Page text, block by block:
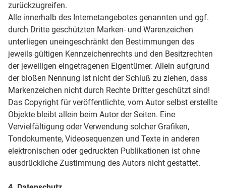
zurückzugreifen.
Alle innerhalb des Internetangebotes genannten und ggf.
durch Dritte geschützten Marken- und Warenzeichen
unterliegen uneingeschränkt den Bestimmungen des
jeweils gültigen Kennzeichenrechts und den Besitzrechten
der jeweiligen eingetragenen Eigentümer. Allein aufgrund
der bloßen Nennung ist nicht der Schluß zu ziehen, dass
Markenzeichen nicht durch Rechte Dritter geschützt sind!
Das Copyright für veröffentlichte, vom Autor selbst erstellte
Objekte bleibt allein beim Autor der Seiten. Eine
Vervielfältigung oder Verwendung solcher Grafiken,
Tondokumente, Videosequenzen und Texte in anderen
elektronischen oder gedruckten Publikationen ist ohne
ausdrückliche Zustimmung des Autors nicht gestattet.